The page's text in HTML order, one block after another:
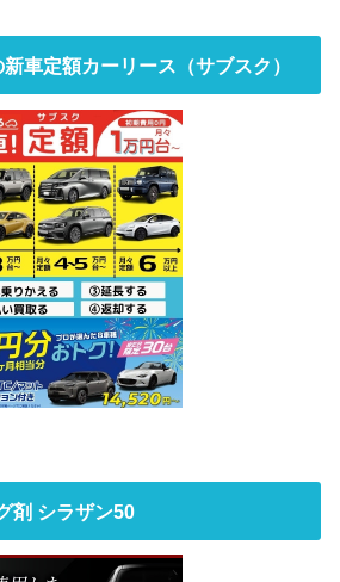
車定額カーリース（サブスク）
剤 シラザン50